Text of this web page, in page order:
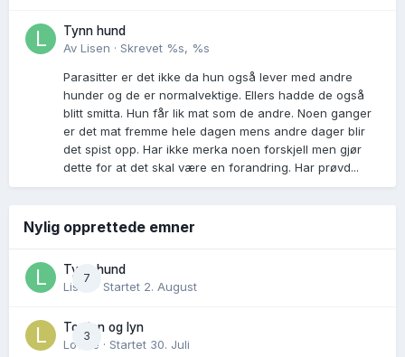
Tynn hund
Av Lisen · Skrevet %s, %s
Parasitter er det ikke da hun også lever med andre
hunder og de er normalvektige. Ellers hadde de også
blitt smitta. Hun får lik mat som de andre. Noen ganger
er det mat fremme hele dagen mens andre dager blir
det spist opp. Har ikke merka noen forskjell men gjør
dette for at det skal være en forandring. Har prøvd...
Nylig opprettede emner
7
Tynn hund
Lisen
· Startet 2. August
3
Torden og lyn
Lovise · Startet 30. Juli